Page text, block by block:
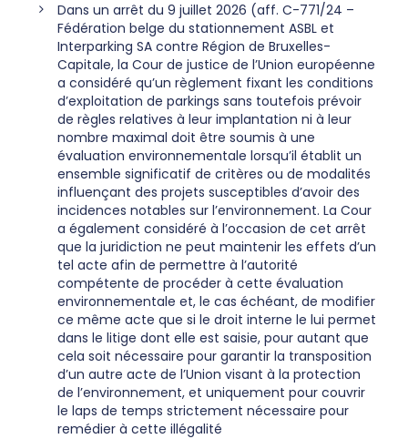
Dans un arrêt du 9 juillet 2026 (aff. C-771/24 –
Fédération belge du stationnement ASBL et
Interparking SA contre Région de Bruxelles-
Capitale, la Cour de justice de l’Union européenne
a considéré qu’un règlement fixant les conditions
d’exploitation de parkings sans toutefois prévoir
de règles relatives à leur implantation ni à leur
nombre maximal doit être soumis à une
évaluation environnementale lorsqu’il établit un
ensemble significatif de critères ou de modalités
influençant des projets susceptibles d’avoir des
incidences notables sur l’environnement. La Cour
a également considéré à l’occasion de cet arrêt
que la juridiction ne peut maintenir les effets d’un
tel acte afin de permettre à l’autorité
compétente de procéder à cette évaluation
environnementale et, le cas échéant, de modifier
ce même acte que si le droit interne le lui permet
dans le litige dont elle est saisie, pour autant que
cela soit nécessaire pour garantir la transposition
d’un autre acte de l’Union visant à la protection
de l’environnement, et uniquement pour couvrir
le laps de temps strictement nécessaire pour
remédier à cette illégalité